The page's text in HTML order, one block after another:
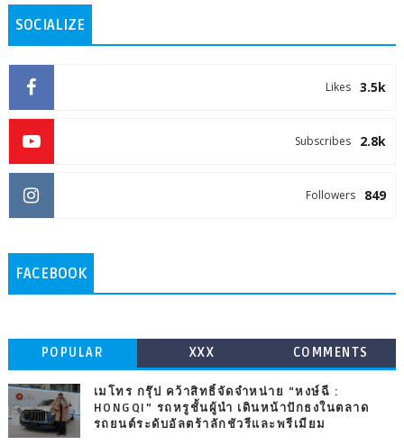
SOCIALIZE
3.5k
Likes
2.8k
Subscribes
849
Followers
FACEBOOK
POPULAR XXX COMMENTS
เมโทร กรุ๊ป คว้าสิทธิ์จัดจำหน่าย “หงษ์ฉี :
HONGQI” รถหรูชั้นผู้นำ เดินหน้าปักธงในตลาด
รถยนต์ระดับอัลตร้าลักชัวรีและพรีเมียม